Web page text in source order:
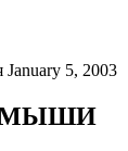
January 5, 2003
МЫШИ